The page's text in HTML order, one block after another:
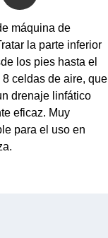
máquina de
la parte inferior
los pies hasta el
celdas de aire, que
drenaje linfático
eficaz. Muy
para el uso en